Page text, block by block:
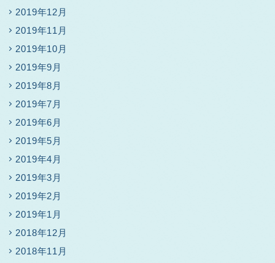
2019年12月
2019年11月
2019年10月
2019年9月
2019年8月
2019年7月
2019年6月
2019年5月
2019年4月
2019年3月
2019年2月
2019年1月
2018年12月
2018年11月